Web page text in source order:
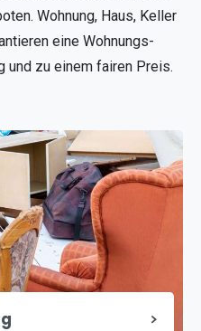
Wohnung, Haus, Keller
eine Wohnungs-
und zu einem fairen Preis.